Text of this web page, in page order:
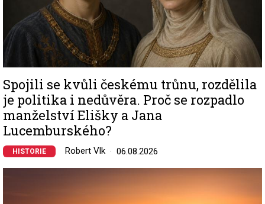
Spojili se kvůli českému trůnu, rozdělila
je politika i nedůvěra. Proč se rozpadlo
manželství Elišky a Jana
Lucemburského?
HISTORIE Robert Vlk 06.08.2026